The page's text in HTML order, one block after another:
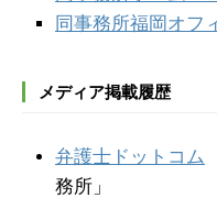
同事務所福岡オフ
メディア掲載履歴
弁護士ドットコム
務所」